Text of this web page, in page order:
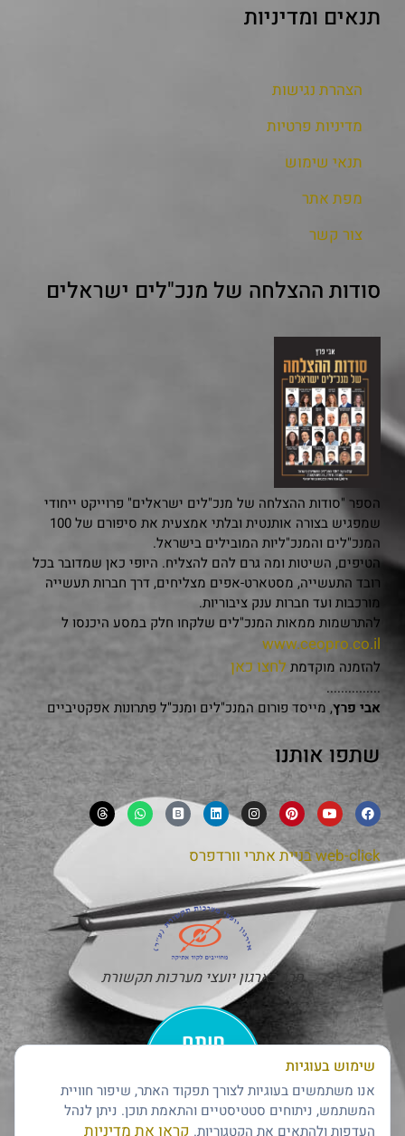
תנאים ומדיניות
הצהרת נגישות
מדיניות פרטיות
תנאי שימוש
מפת אתר
צור קשר
סודות ההצלחה של מנכ"לים ישראלים
הספר "סודות ההצלחה של מנכ"לים ישראלים" פרוייקט ייחודי
שמפגיש בצורה אותנטית ובלתי אמצעית את סיפורם של 100
המנכ"לים והמנכ"ליות המובילים בישראל.
הטיפים, השיטות ומה גרם להם להצליח. היופי כאן שמדובר בכל
רובד התעשייה, מסטארט-אפים מצליחים, דרך חברות תעשייה
מורכבות ועד חברות ענק ציבוריות.
להתרשמות ממאות המנכ"לים שלקחו חלק במסע היכנסו ל
www.ceopro.co.il
להזמנה מוקדמת לחצו כאן
...............
אבי פרץ, מייסד פורום המנכ"לים ומנכ"ל פתרונות אפקטיביים
שתפו אותנו
web-clickבניית אתרי וורדפרס
חבר בארגון יועצי מערכות תקשורת
שימוש בעוגיות
אנו משתמשים בעוגיות לצורך תפקוד האתר, שיפור חוויית
המשתמש, ניתוחים סטטיסטיים והתאמת תוכן. ניתן לנהל
העדפות ולהתאים את הקטגוריות. קראו את מדיניות